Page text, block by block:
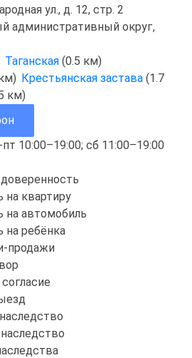
ул., д. 12, стр. 2
административный округ,
Таганская (0.5 км)
Крестьянская застава (1.7
км)
пт 10:00–19:00; сб 11:00–19:00
на квартиру
на автомобиль
на ребёнка
продажи